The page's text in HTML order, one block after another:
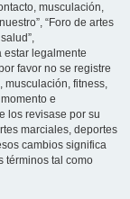
musculación,
“Foro de artes
estar legalmente
favor no se registre
musculación, fitness,
e
los revisase por su
marciales, deportes
cambios significa
términos tal como